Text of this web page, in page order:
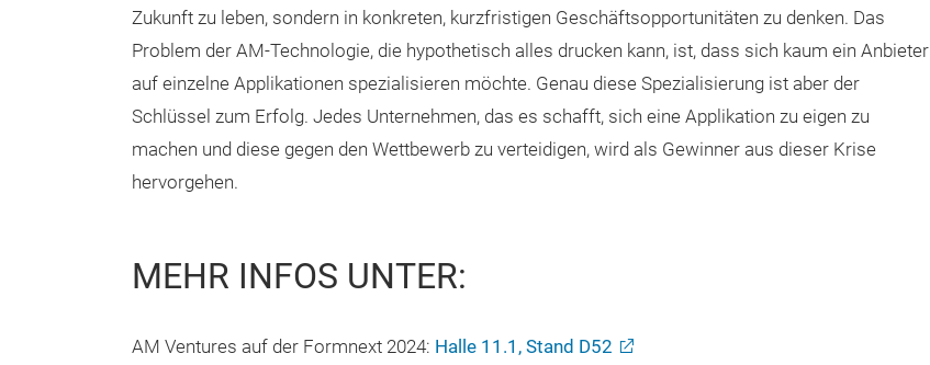
Zukunft zu leben, sondern in konkreten, kurzfristigen Geschäftsopportunitäten zu denken. Das
Problem der AM-Technologie, die hypothetisch alles drucken kann, ist, dass sich kaum ein Anbieter
auf einzelne Applikationen spezialisieren möchte. Genau diese Spezialisierung ist aber der
Schlüssel zum Erfolg. Jedes Unternehmen, das es schafft, sich eine Applikation zu eigen zu
machen und diese gegen den Wettbewerb zu verteidigen, wird als Gewinner aus dieser Krise
hervorgehen.
MEHR INFOS UNTER:
AM Ventures auf der Formnext 2024: Halle 11.1, Stand D52